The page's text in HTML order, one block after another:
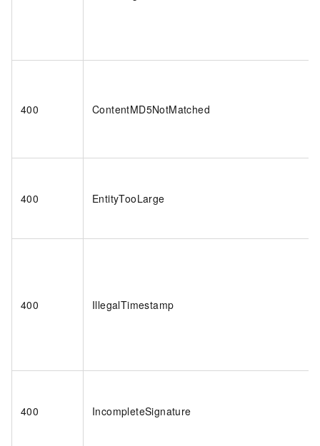
400 ContentMD5NotMatched
400 EntityTooLarge
400 IllegalTimestamp
400 IncompleteSignature